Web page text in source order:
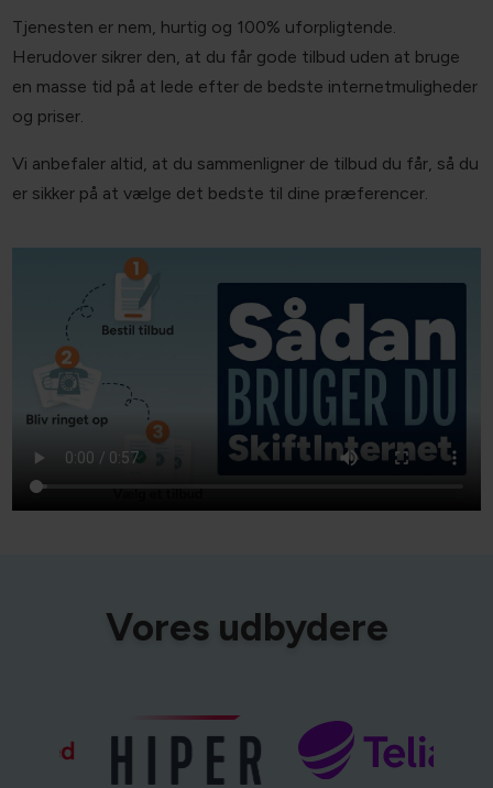
Tjenesten er nem, hurtig og 100% uforpligtende.
Herudover sikrer den, at du får gode tilbud uden at bruge
en masse tid på at lede efter de bedste internetmuligheder
og priser.
Vi anbefaler altid, at du sammenligner de tilbud du får, så du
er sikker på at vælge det bedste til dine præferencer.
Vores udbydere